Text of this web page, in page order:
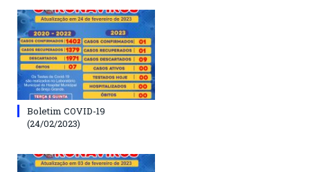
Boletim COVID-19
(24/02/2023)